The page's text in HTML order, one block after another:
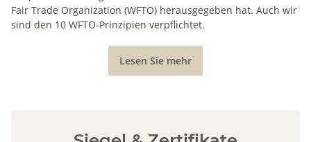
Fair Trade Organization (WFTO) herausgegeben hat. Auch wir
sind den 10 WFTO-Prinzipien verpflichtet.
Lesen Sie mehr